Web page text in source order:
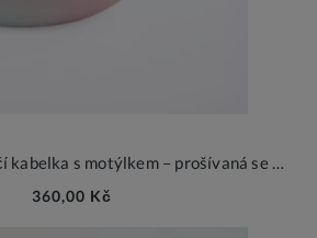
Růžovo-fialová dívčí kabelka s motýlkem – prošívaná se zlatými detaily
360,00 Kč